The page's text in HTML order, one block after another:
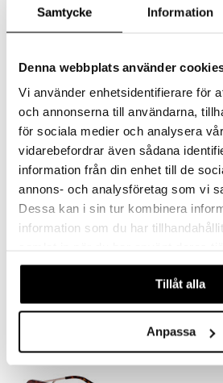
Samtycke Information
Denna webbplats använder
Vi använder enhetsidentifierare för
och annonserna till användarna,
för sociala medier och analysera
vidarebefordrar även sådana
information från din enhet till de
annons- och analysföretag som vi
Dessa kan i sin tur kombinera
information som du har
våra cookies vid fortsatt
Tillåt alla
Anpassa
Nivea Sun Kids Sensitive Roll
On Spf 50+
8,95
SPF